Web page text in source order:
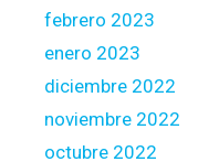
febrero 2023
enero 2023
diciembre 2022
noviembre 2022
octubre 2022